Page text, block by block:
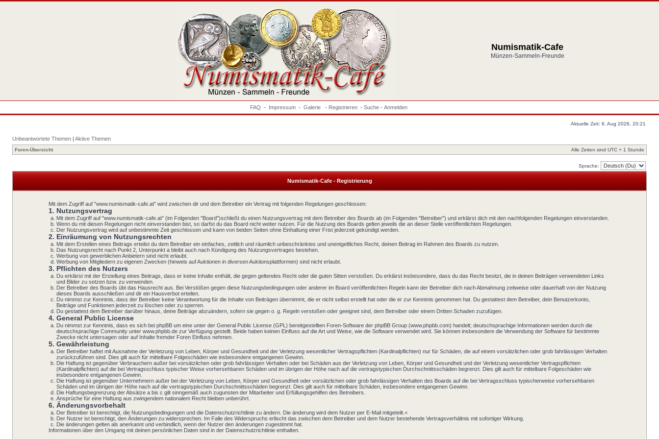
Numismatik-Cafe
Münzen-Sammeln-Freunde
FAQ - Impressum - Galerie - Registrieren - Suche - Anmelden
Aktuelle Zeit: 6. Aug 2026, 20:21
Unbeantwortete Themen | Aktive Themen
Foren-Übersicht Alle Zeiten sind UTC + 1 Stunde
Sprache:
Numismatik-Cafe - Registrierung
Mit dem Zugriff auf "www.numismatik-cafe.at" wird zwischen dir und dem Betreiber ein Vertrag mit folgenden Regelungen geschlossen:
1. Nutzungsvertrag
Mit dem Zugriff auf "www.numismatik-cafe.at" (im Folgenden "Board")schließt du einen Nutzungsvertrag mit dem Betreiber des Boards ab (im Folgenden "Betreiber") und erklärst dich mit den nachfolgenden Regelungen einverstanden.
Wenn du mit diesen Regelungen nicht einverstanden bist, so darfst du das Board nicht weiter nutzen. Für die Nutzung des Boards gelten jeweils die an dieser Stelle veröffentlichten Regelungen.
Der Nutzungsvertrag wird auf unbestimmte Zeit geschlossen und kann von beiden Seiten ohne Einhaltung einer Frist jederzeit gekündigt werden.
2. Einräumung von Nutzungsrechten
Mit dem Erstellen eines Beitrags erteilst du dem Betreiber ein einfaches, zeitlich und räumlich unbeschränktes und unentgeltliches Recht, deinen Beitrag im Rahmen des Boards zu nutzen.
Das Nutzungsrecht nach Punkt 2, Unterpunkt a bleibt auch nach Kündigung des Nutzungsvertrages bestehen.
Werbung von gewerblichen Anbietern sind nicht erlaubt.
Werbung von Mitgliedern zu eigenen Zwecken (hinweis auf Auktionen in diversen Auktionsplattformen) sind nicht erlaubt.
3. Pflichten des Nutzers
Du erklärst mit der Erstellung eines Beitrags, dass er keine Inhalte enthält, die gegen geltendes Recht oder die guten Sitten verstoßen. Du erklärst insbesondere, dass du das Recht besitzt, die in deinen Beiträgen verwendeten Links
und Bilder zu setzen bzw. zu verwenden.
Der Betreiber des Boards übt das Hausrecht aus. Bei Verstößen gegen diese Nutzungsbedingungen oder anderer im Board veröffentlichten Regeln kann der Betreiber dich nach Abmahnung zeitweise oder dauerhaft von der Nutzung
dieses Boards ausschließen und dir ein Hausverbot erteilen.
Du nimmst zur Kenntnis, dass der Betreiber keine Verantwortung für die Inhalte von Beiträgen übernimmt, die er nicht selbst erstellt hat oder die er zur Kenntnis genommen hat. Du gestattest dem Betreiber, dein Benutzerkonto,
Beiträge und Funktionen jederzeit zu löschen oder zu sperren.
Du gestattest dem Betreiber darüber hinaus, deine Beiträge abzuändern, sofern sie gegen o. g. Regeln verstoßen oder geeignet sind, dem Betreiber oder einem Dritten Schaden zuzufügen.
4. General Public License
Du nimmst zur Kenntnis, dass es sich bei phpBB um eine unter der General Public License (GPL) bereitgestellten Foren-Software der phpBB Group (www.phpbb.com) handelt; deutschsprachige Informationen werden durch die
deutschsprachige Community unter www.phpbb.de zur Verfügung gestellt. Beide haben keinen Einfluss auf die Art und Weise, wie die Software verwendet wird. Sie können insbesondere die Verwendung der Software für bestimmte
Zwecke nicht untersagen oder auf Inhalte fremder Foren Einfluss nehmen.
5. Gewährleistung
Der Betreiber haftet mit Ausnahme der Verletzung von Leben, Körper und Gesundheit und der Verletzung wesentlicher Vertragspflichten (Kardinalpflichten) nur für Schäden, die auf einem vorsätzlichen oder grob fahrlässigen Verhalten
zurückzuführen sind. Dies gilt auch für mittelbare Folgeschäden wie insbesondere entgangenen Gewinn.
Die Haftung ist gegenüber Verbrauchern außer bei vorsätzlichen oder grob fahrlässigen Verhalten oder bei Schäden aus der Verletzung von Leben, Körper und Gesundheit und der Verletzung wesentlicher Vertragspflichten
(Kardinalpflichten) auf die bei Vertragsschluss typischer Weise vorhersehbaren Schäden und im übrigen der Höhe nach auf die vertragstypischen Durchschnittsschäden begrenzt. Dies gilt auch für mittelbare Folgeschäden wie
insbesondere entgangenen Gewinn.
Die Haftung ist gegenüber Unternehmern außer bei der Verletzung von Leben, Körper und Gesundheit oder vorsätzlichen oder grob fahrlässigen Verhalten des Boards auf die bei Vertragsschluss typischerweise vorhersehbaren
Schäden und im übrigen der Höhe nach auf die vertragstypischen Durchschnittsschäden begrenzt. Dies gilt auch für mittelbare Schäden, insbesondere entgangenen Gewinn.
Die Haftungsbegrenzung der Absätze a bis c gilt sinngemäß auch zugunsten der Mitarbeiter und Erfüllungsgehilfen des Betreibers.
Ansprüche für eine Haftung aus zwingendem nationalem Recht bleiben unberührt.
6. Änderungsvorbehalt
Der Betreiber ist berechtigt, die Nutzungsbedingungen und die Datenschutzrichtlinie zu ändern. Die änderung wird dem Nutzer per E-Mail mitgeteilt.<
Der Nutzer ist berechtigt, den Änderungen zu widersprechen. Im Falle des Widerspruchs erlischt das zwischen dem Betreiber und dem Nutzer bestehende Vertragsverhältnis mit sofortiger Wirkung.
Die änderungen gelten als anerkannt und verbindlich, wenn der Nutzer den änderungen zugestimmt hat.
Informationen über den Umgang mit deinen persönlichen Daten sind in der Datenschutzrichtlinie enthalten.